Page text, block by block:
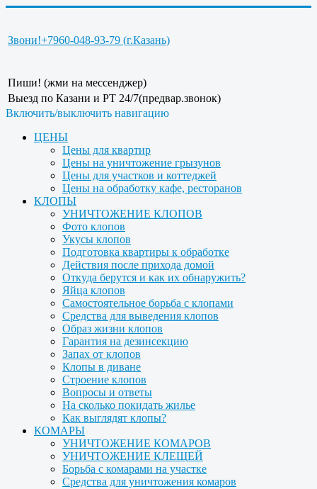
Звони!+7960-048-93-79 (г.Казань)
Пиши! (жми на мессенджер)
Выезд по Казани и РТ 24/7(предвар.звонок)
Включить/выключить навигацию
ЦЕНЫ
Цены для квартир
Цены на уничтожение грызунов
Цены для участков и коттеджей
Цены на обработку кафе, ресторанов
КЛОПЫ
УНИЧТОЖЕНИЕ КЛОПОВ
Фото клопов
Укусы клопов
Подготовка квартиры к обработке
Действия после прихода домой
Откуда берутся и как их обнаружить?
Яйца клопов
Самостоятельное борьба с клопами
Средства для выведения клопов
Образ жизни клопов
Гарантия на дезинсекцию
Запах от клопов
Клопы в диване
Строение клопов
Вопросы и ответы
На сколько покидать жилье
Как выглядят клопы?
КОМАРЫ
УНИЧТОЖЕНИЕ КОМАРОВ
УНИЧТОЖЕНИЕ КЛЕЩЕЙ
Борьба с комарами на участке
Средства для уничтожения комаров